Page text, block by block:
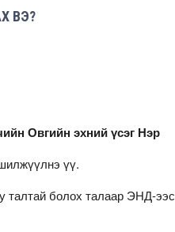
ВЭ?
Овгийн эхний үсэг Нэр
үү.
талтай болох талаар ЭНД-ээс